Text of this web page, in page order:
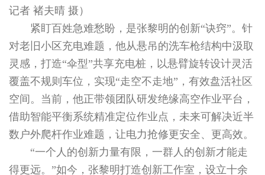
记者 褚夫晴 摄）
紧盯百姓急难愁盼，是张黎明的创新“诀窍”。针
对老旧小区充电难题，他从悬吊的洗车枪结构中汲取
灵感，打造“伞型”共享充电桩，以悬臂旋转设计灵活
覆盖不规则车位，实现“走空不走地”，有效盘活社区
空间。当前，他正带领团队研发绝缘高空作业平台，
借助智能平衡系统精准定位作业点，未来可解决近半
数户外爬杆作业难题，让电力抢修更安全、更高效。
“一个人的创新力量有限，一群人的创新才能走
得更远。”如今，张黎明打造创新工作室，设立十余